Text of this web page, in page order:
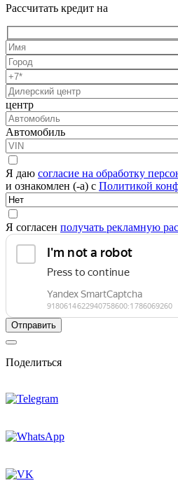
Рассчитать кредит на
центр
Автомобиль
Я даю согласие на обработку
и ознакомлен (-а) с Политикой
Я согласен получать рекламную
Поделиться